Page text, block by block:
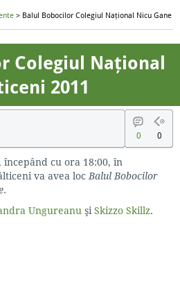
> Balul Bobocilor Colegiul Naţional Nicu Gane
Colegiul Naţional
2011
0 0
cu ora 18:00, în
va avea loc Balul Bobocilor
.
Ungureanu şi Skizzo Skillz.